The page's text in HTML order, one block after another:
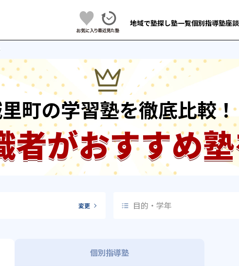
地域で塾探し塾一覧個別指導塾座
町の学習塾を徹底比較！
者がおすすめ
変更 目的・学年
個別指導塾